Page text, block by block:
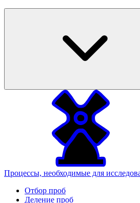
Процессы, необходимые для
Отбор проб
Деление проб